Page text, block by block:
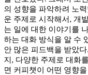
의 성향을 파악하려 노
운 주제로 시작해서, 개
는 일에 대한 이야기를
하는 대화 방식을 알 수
안 많은 피드백을 받았
지, 다양한 주제로 대화
면 커피챗이 어떤 영향